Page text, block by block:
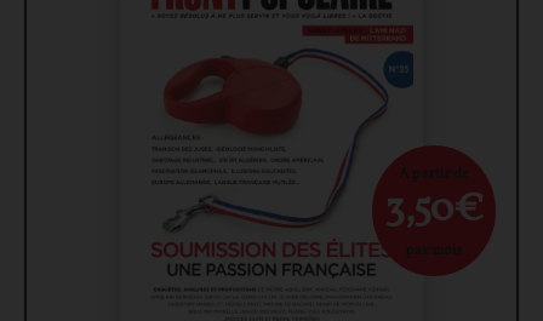
À partir de
3,50€
par mois